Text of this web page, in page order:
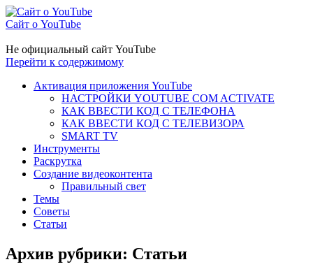
Сайт о YouTube
Не официальный сайт YouTube
Перейти к содержимому
Активация приложения YouTube
НАСТРОЙКИ YOUTUBE COM ACTIVATE
КАК ВВЕСТИ КОД С ТЕЛЕФОНА
КАК ВВЕСТИ КОД С ТЕЛЕВИЗОРА
SMART TV
Инструменты
Раскрутка
Создание видеоконтента
Правильный свет
Темы
Советы
Статьи
Архив рубрики: Статьи